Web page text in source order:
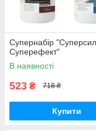
Супернабір
Суперефект"
В наявності
523 ₴ 718 ₴
Купити